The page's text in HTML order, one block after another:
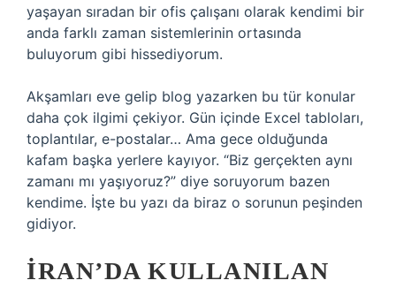
yaşayan sıradan bir ofis çalışanı olarak kendimi bir
anda farklı zaman sistemlerinin ortasında
buluyorum gibi hissediyorum.
Akşamları eve gelip blog yazarken bu tür konular
daha çok ilgimi çekiyor. Gün içinde Excel tabloları,
toplantılar, e-postalar… Ama gece olduğunda
kafam başka yerlere kayıyor. “Biz gerçekten aynı
zamanı mı yaşıyoruz?” diye soruyorum bazen
kendime. İşte bu yazı da biraz o sorunun peşinden
gidiyor.
İRAN’DA KULLANILAN